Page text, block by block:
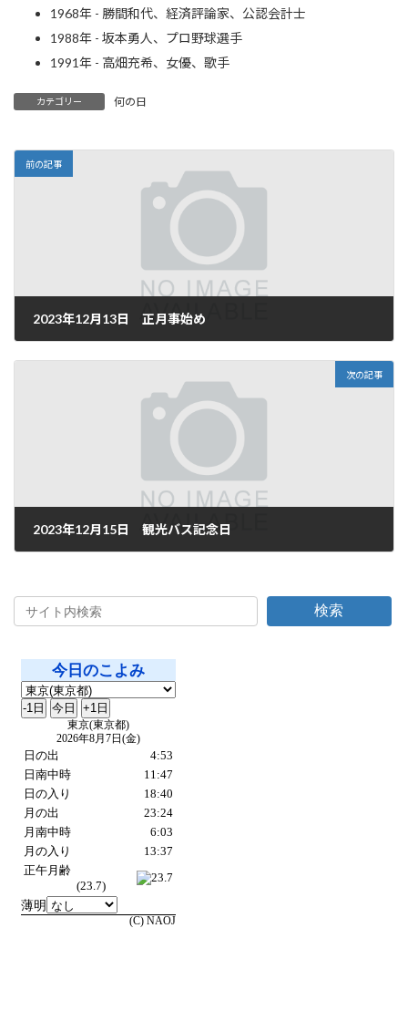
1968年 - 勝間和代、経済評論家、公認会計士
1988年 - 坂本勇人、プロ野球選手
1991年 - 高畑充希、女優、歌手
カテゴリー 何の日
前の記事
2023年12月13日 正月事始め
次の記事
2023年12月15日 観光バス記念日
検索